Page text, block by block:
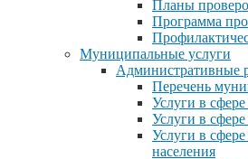
Планы
Программа
Муниципальные услуги
Административные
Перечень
Услуги в
Услуги в
Услуги в
населения